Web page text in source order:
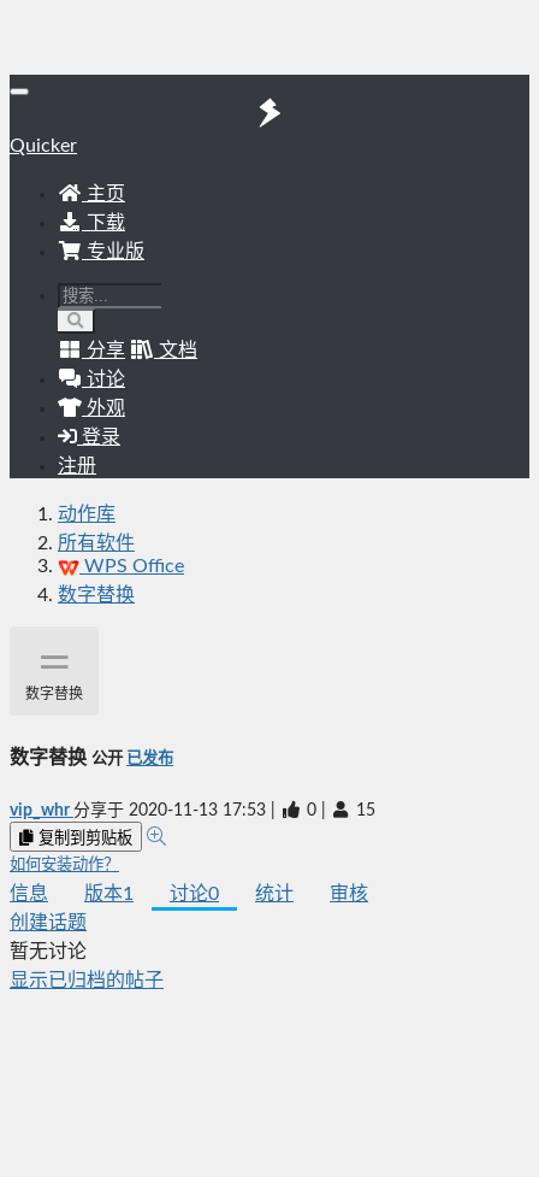
Quicker
主页
下载
专业版
分享
文档
讨论
外观
登录
注册
动作库
所有软件
WPS Office
数字替换
数字替换
数字替换 公开 已发布
vip_whr分享于 2020-11-13 17:53 0 15
复制到剪贴板
如何安装动作？
信息 版本1 讨论0 统计
审核
创建话题
暂无讨论
显示已归档的帖子